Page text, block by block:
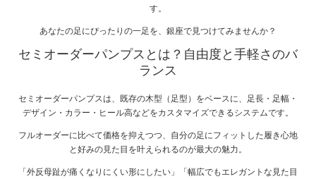
す。
あなたの足にぴったりの一足を、銀座で見つけてみませんか？
セミオーダーパンプスとは？自由度と手軽さのバ
ランス
セミオーダーパンプスは、既存の木型（足型）をベースに、足長・足幅・
デザイン・カラー・ヒール高などをカスタマイズできるシステムです。
フルオーダーに比べて価格を抑えつつ、自分の足にフィットした履き心地
と好みの見た目を叶えられるのが最大の魅力。
「外反母趾が痛くなりにくい形にしたい」「幅広でもエレガントな見た目